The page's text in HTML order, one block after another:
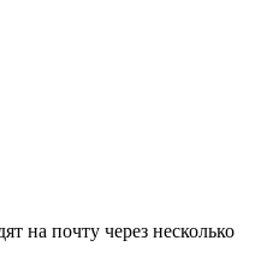
на почту через несколько